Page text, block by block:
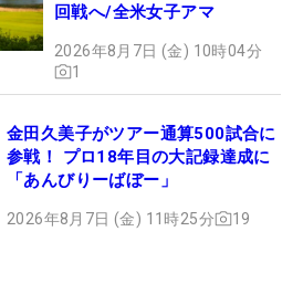
回戦へ/全米女子アマ
2026年8月7日 (金) 10時04分
1
金田久美子がツアー通算500試合に
参戦！ プロ18年目の大記録達成に
「あんびりーばぼー」
2026年8月7日 (金) 11時25分 19